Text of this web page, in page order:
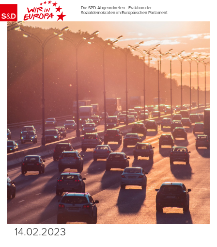
Die SPD-Abgeordneten - Fraktion der
Sozialdemokraten im Europäischen Parlament
14.02.2023